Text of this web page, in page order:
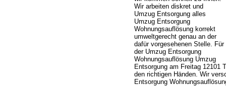
Wir arbeiten diskret und
Umzug Entsorgung alles
Umzug Entsorgung
Wohnungsauflösung korrekt
umweltgerecht genau an der
dafür vorgesehenen Stelle. Für
der Umzug Entsorgung
Wohnungsauflösung Umzug
Entsorgung am Freitag 12101
den richtigen Händen. Wir
Entsorgung